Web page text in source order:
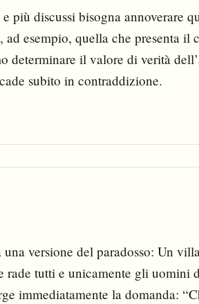
più discussi bisogna annoverare
esempio, quella che presenta
determinare il valore di verità
subito in contraddizione.
una versione del paradosso: Un
rade tutti e unicamente gli
immediatamente la domanda: